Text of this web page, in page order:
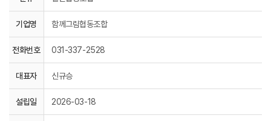
기업명 함께그림협동조합
전화번호 031-337-2528
대표자 신규승
설립일 2026-03-18